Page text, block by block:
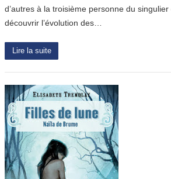
d’autres à la troisième personne du
découvrir l’évolution des…
Lire la suite